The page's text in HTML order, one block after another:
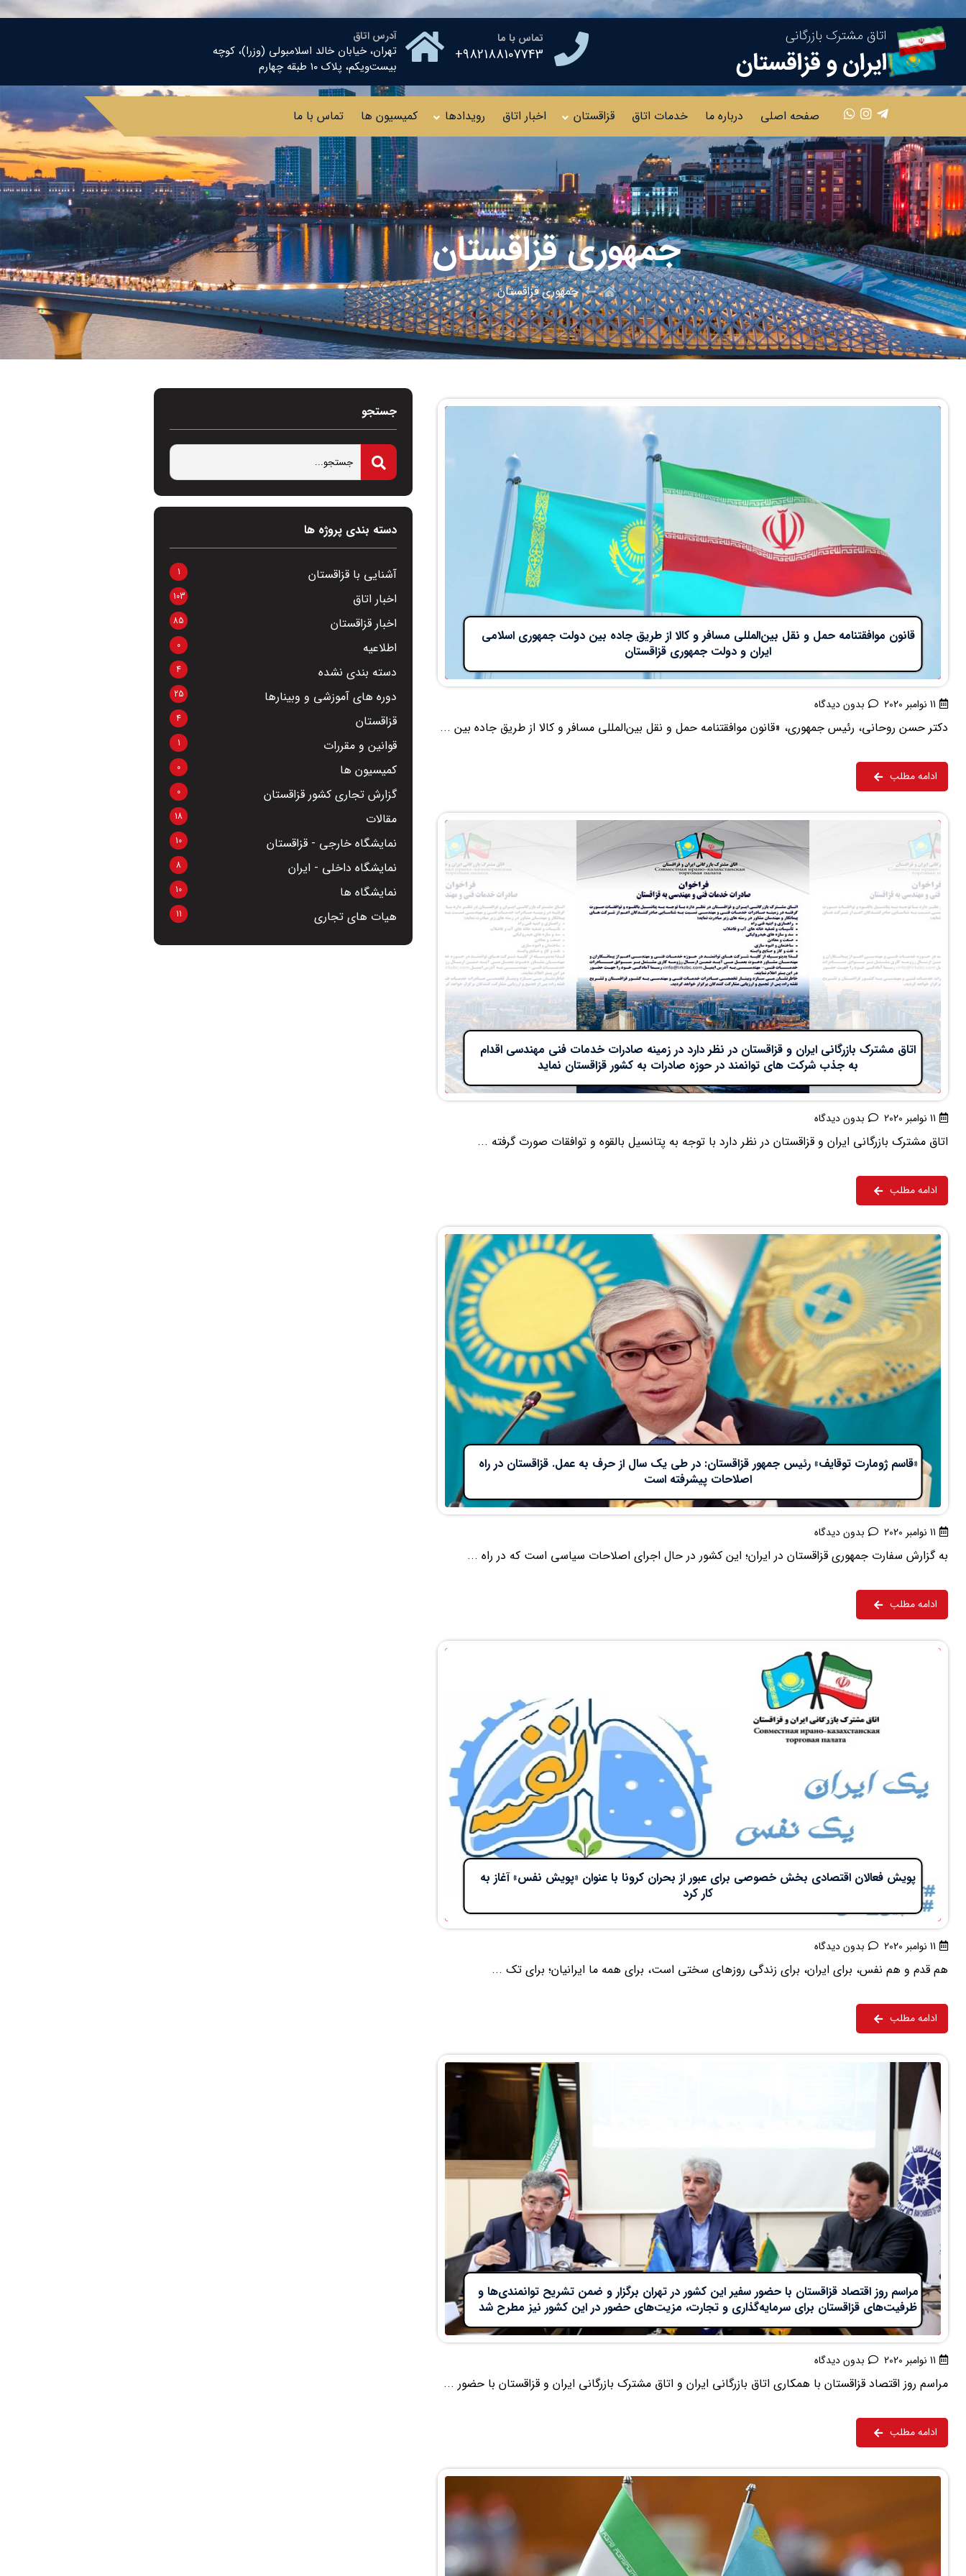
تماس با ما
982188107743+
آدرس اتاق
تهران، خیابان خالد اسلامبولی (وزرا)، کوچه
بیست‌ویکم، پلاک ۱۰ طبقه چهارم
صفحه اصلی درباره ما خدمات اتاق قزاقستان اخبار اتاق رویدادها کمیسیون ها تماس با ما
جمهوری قزاقستان
جمهوری قزاقستان
قانون موافقتنامه حمل و نقل بین‌المللی مسافر و کالا از طریق جاده بین دولت جمهوری اسلامی
ایران و دولت جمهوری قزاقستان
11 نوامبر 2020 بدون دیدگاه
دکتر حسن روحانی، رئیس جمهوری، «قانون موافقتنامه حمل و نقل بین‌المللی مسافر و کالا از طریق جاده بین ...
ادامه مطلب
اتاق مشترک بازرگانی ایران و قزاقستان در نظر دارد در زمینه صادرات خدمات فنی مهندسی اقدام
به جذب شرکت های توانمند در حوزه صادرات به کشور قزاقستان نماید
11 نوامبر 2020 بدون دیدگاه
اتاق مشترک بازرگانی ایران و قزاقستان در نظر دارد با توجه به پتانسیل بالقوه و توافقات صورت گرفته ...
ادامه مطلب
«قاسم ژومارت توقایف» رئیس جمهور قزاقستان: در طی یک سال از حرف به عمل. قزاقستان در راه
اصلاحات پیشرفته است
11 نوامبر 2020 بدون دیدگاه
به گزارش سفارت جمهوری قزاقستان در ایران؛ این کشور در حال اجرای اصلاحات سیاسی است که در راه ...
ادامه مطلب
پویش فعالان اقتصادی بخش خصوصی برای عبور از بحران کرونا با عنوان «پویش نفس» آغاز به
کار کرد
11 نوامبر 2020 بدون دیدگاه
هم قدم و هم نفس، برای ایران، برای زندگی روزهای سختی است، برای همه ما ایرانیان؛ برای تک ...
ادامه مطلب
مراسم روز اقتصاد قزاقستان با حضور سفیر این کشور در تهران برگزار و ضمن تشریح توانمندی‌ها و
ظرفیت‌های قزاقستان برای سرمایه‌گذاری و تجارت، مزیت‌های حضور در این کشور نیز مطرح شد
11 نوامبر 2020 بدون دیدگاه
مراسم روز اقتصاد قزاقستان با همکاری اتاق بازرگانی ایران و اتاق مشترک بازرگانی ایران و قزاقستان با حضور ...
ادامه مطلب
جستجو
دسته بندی پروژه ها
آشنایی با قزاقستان 1
اخبار اتاق 103
اخبار قزاقستان 85
اطلاعیه 0
دسته بندی نشده 4
دوره های آموزشی و وبینارها 25
قزاقستان 4
قوانین و مقررات 1
کمیسیون ها 0
گزارش تجاری کشور قزاقستان 0
مقالات 18
نمایشگاه خارجی - قزاقستان 10
نمایشگاه داخلی - ایران 8
نمایشگاه ها 10
هیات های تجاری 11